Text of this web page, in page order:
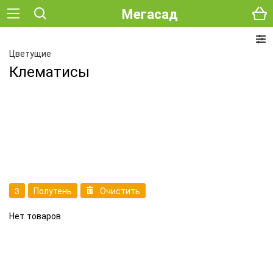
Мегасад
Цветущие
Клематисы
3 Полутень Очистить
Нет товаров